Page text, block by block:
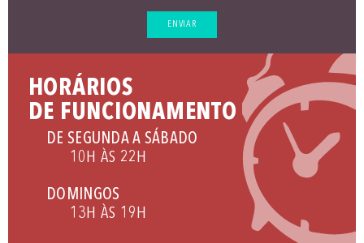
ENVIAR
HORÁRIOS
DE FUNCIONAMENTO
DE SEGUNDA A SÁBADO
10H ÀS 22H
DOMINGOS
13H ÀS 19H